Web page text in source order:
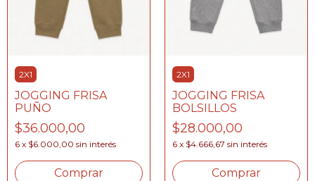
2X1
JOGGING FRISA
PUÑO
$36.000,00
6 x $6.000,00 sin interés
Comprar
2X1
JOGGING FRISA
BOLSILLOS
$28.000,00
6 x $4.666,67 sin interés
Comprar